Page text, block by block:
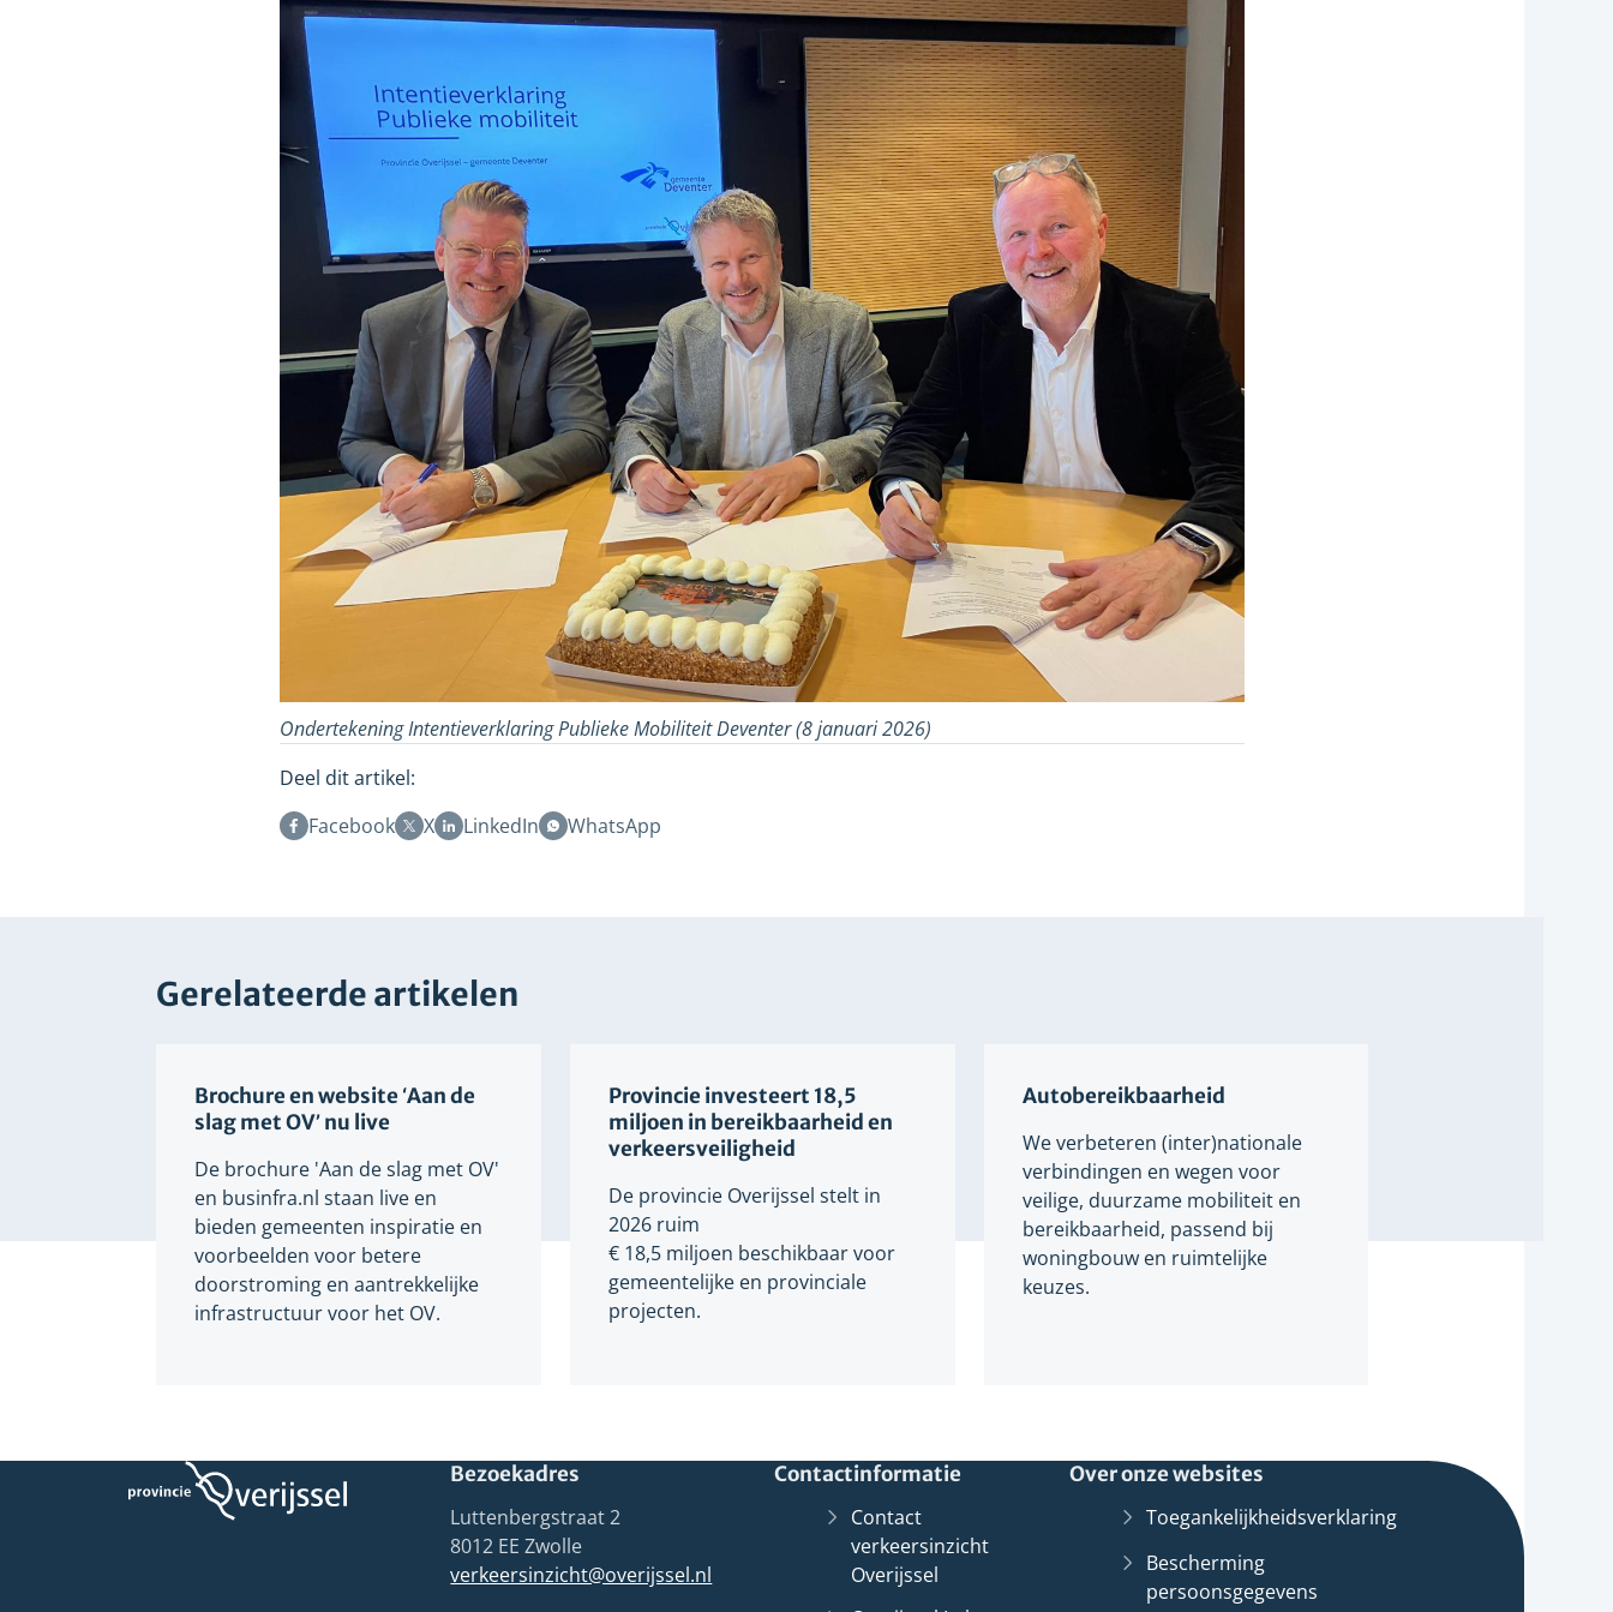
Ondertekening Intentieverklaring Publieke Mobiliteit Deventer (8 januari 2026)
Deel dit artikel:
Facebook
X LinkedIn WhatsApp
Gerelateerde artikelen
Brochure en website ‘Aan de
slag met OV’ nu live
De brochure 'Aan de slag met OV'
en businfra.nl staan live en
bieden gemeenten inspiratie en
voorbeelden voor betere
doorstroming en aantrekkelijke
infrastructuur voor het OV.
Provincie investeert 18,5
miljoen in bereikbaarheid en
verkeersveiligheid
De provincie Overijssel stelt in
2026 ruim
€ 18,5 miljoen beschikbaar voor
gemeentelijke en provinciale
projecten.
Autobereikbaarheid
We verbeteren (inter)nationale
verbindingen en wegen voor
veilige, duurzame mobiliteit en
bereikbaarheid, passend bij
woningbouw en ruimtelijke
keuzes.
Bezoekadres
Luttenbergstraat 2
8012 EE Zwolle
verkeersinzicht@overijssel.nl
Contactinformatie
Contact
verkeersinzicht
Overijssel
Over onze websites
Toegankelijkheidsverklaring
Bescherming
persoonsgegevens